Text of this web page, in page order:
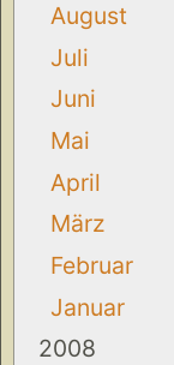
August
Juli
Juni
Mai
April
März
Februar
Januar
2008